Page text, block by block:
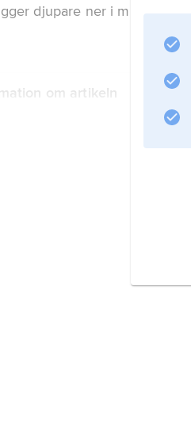
djupare ner i musklerna.
om artikeln